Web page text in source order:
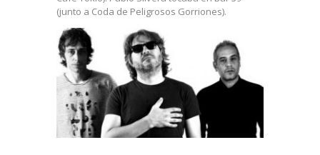
(junto a Coda de Peligrosos Gorriones).